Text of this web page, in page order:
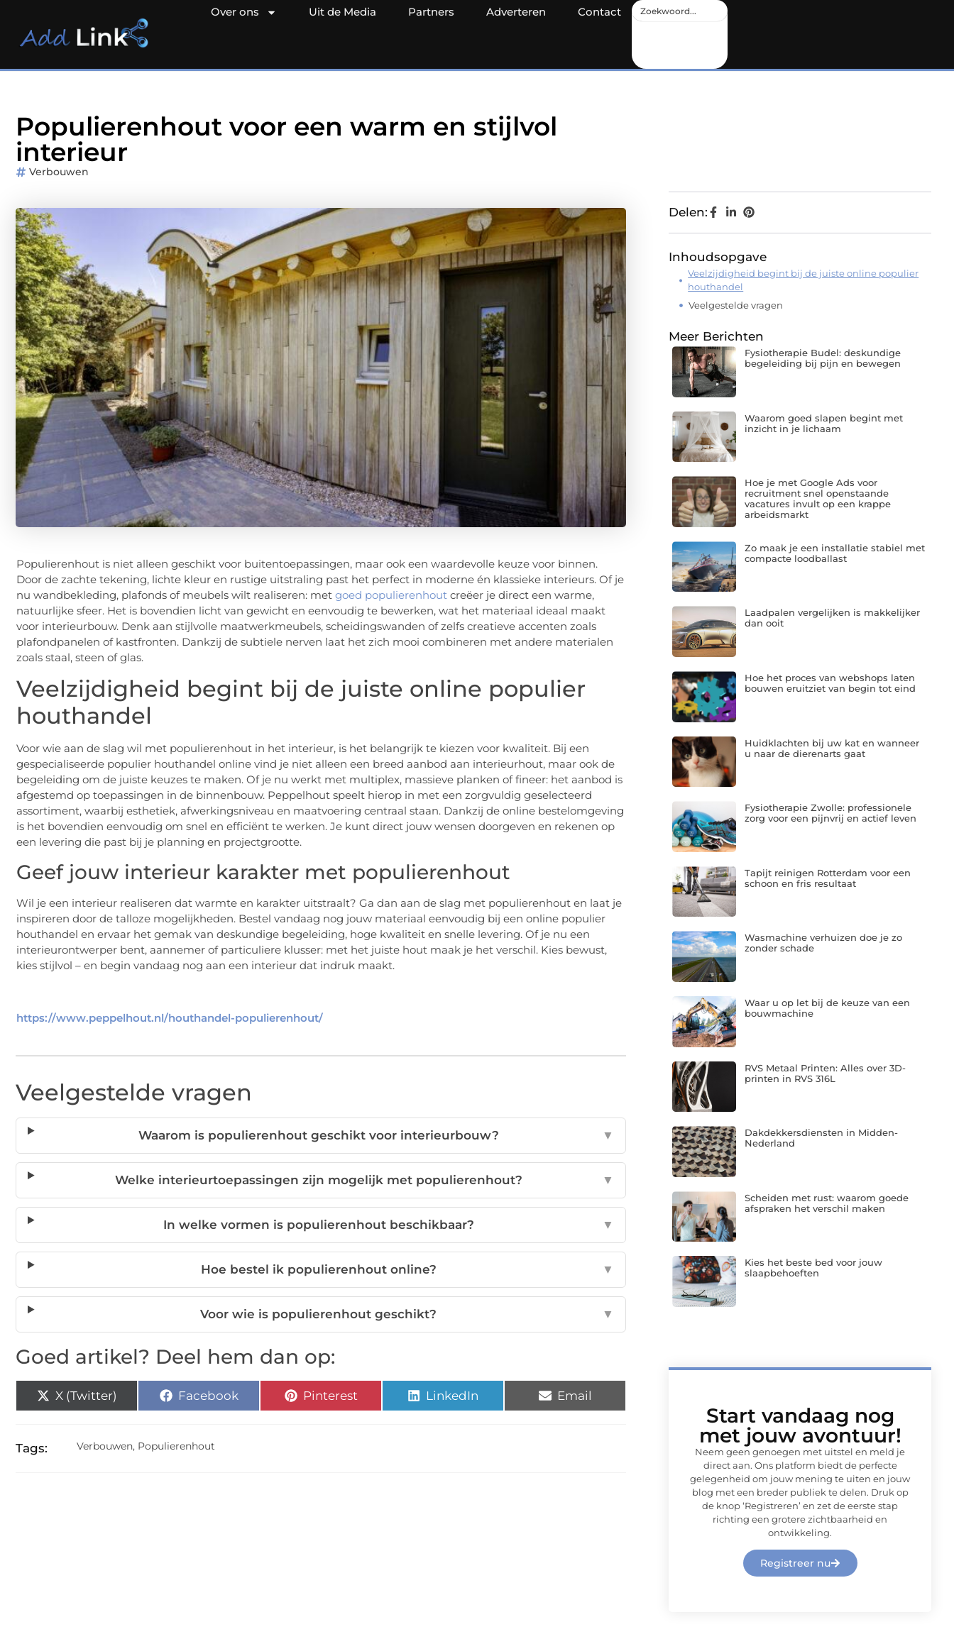
Over ons Uit de Media Partners Adverteren Contact
Populierenhout voor een warm en stijlvol
interieur
Verbouwen
Populierenhout is niet alleen geschikt voor buitentoepassingen, maar ook een waardevolle keuze voor binnen.
Door de zachte tekening, lichte kleur en rustige uitstraling past het perfect in moderne én klassieke interieurs. Of je
nu wandbekleding, plafonds of meubels wilt realiseren: met goed populierenhout creëer je direct een warme,
natuurlijke sfeer. Het is bovendien licht van gewicht en eenvoudig te bewerken, wat het materiaal ideaal maakt
voor interieurbouw. Denk aan stijlvolle maatwerkmeubels, scheidingswanden of zelfs creatieve accenten zoals
plafondpanelen of kastfronten. Dankzij de subtiele nerven laat het zich mooi combineren met andere materialen
zoals staal, steen of glas.
Veelzijdigheid begint bij de juiste online populier
houthandel
Voor wie aan de slag wil met populierenhout in het interieur, is het belangrijk te kiezen voor kwaliteit. Bij een
gespecialiseerde populier houthandel online vind je niet alleen een breed aanbod aan interieurhout, maar ook de
begeleiding om de juiste keuzes te maken. Of je nu werkt met multiplex, massieve planken of fineer: het aanbod is
afgestemd op toepassingen in de binnenbouw. Peppelhout speelt hierop in met een zorgvuldig geselecteerd
assortiment, waarbij esthetiek, afwerkingsniveau en maatvoering centraal staan. Dankzij de online bestelomgeving
is het bovendien eenvoudig om snel en efficiënt te werken. Je kunt direct jouw wensen doorgeven en rekenen op
een levering die past bij je planning en projectgrootte.
Geef jouw interieur karakter met populierenhout
Wil je een interieur realiseren dat warmte en karakter uitstraalt? Ga dan aan de slag met populierenhout en laat je
inspireren door de talloze mogelijkheden. Bestel vandaag nog jouw materiaal eenvoudig bij een online populier
houthandel en ervaar het gemak van deskundige begeleiding, hoge kwaliteit en snelle levering. Of je nu een
interieurontwerper bent, aannemer of particuliere klusser: met het juiste hout maak je het verschil. Kies bewust,
kies stijlvol – en begin vandaag nog aan een interieur dat indruk maakt.
https://www.peppelhout.nl/houthandel-populierenhout/
Veelgestelde vragen
Waarom is populierenhout geschikt voor interieurbouw? ▼
Welke interieurtoepassingen zijn mogelijk met populierenhout? ▼
In welke vormen is populierenhout beschikbaar? ▼
Hoe bestel ik populierenhout online? ▼
Voor wie is populierenhout geschikt? ▼
Goed artikel? Deel hem dan op:
X (Twitter) Facebook Pinterest LinkedIn Email
Tags: Verbouwen, Populierenhout
Delen:
Inhoudsopgave
Veelzijdigheid begint bij de juiste online populier
houthandel
Veelgestelde vragen
Meer Berichten
Fysiotherapie Budel: deskundige
begeleiding bij pijn en bewegen
Waarom goed slapen begint met
inzicht in je lichaam
Hoe je met Google Ads voor
recruitment snel openstaande
vacatures invult op een krappe
arbeidsmarkt
Zo maak je een installatie stabiel met
compacte loodballast
Laadpalen vergelijken is makkelijker
dan ooit
Hoe het proces van webshops laten
bouwen eruitziet van begin tot eind
Huidklachten bij uw kat en wanneer
u naar de dierenarts gaat
Fysiotherapie Zwolle: professionele
zorg voor een pijnvrij en actief leven
Tapijt reinigen Rotterdam voor een
schoon en fris resultaat
Wasmachine verhuizen doe je zo
zonder schade
Waar u op let bij de keuze van een
bouwmachine
RVS Metaal Printen: Alles over 3D-
printen in RVS 316L
Dakdekkersdiensten in Midden-
Nederland
Scheiden met rust: waarom goede
afspraken het verschil maken
Kies het beste bed voor jouw
slaapbehoeften
Start vandaag nog
met jouw avontuur!
Neem geen genoegen met uitstel en meld je
direct aan. Ons platform biedt de perfecte
gelegenheid om jouw mening te uiten en jouw
blog met een breder publiek te delen. Druk op
de knop ‘Registreren’ en zet de eerste stap
richting een grotere zichtbaarheid en
ontwikkeling.
Registreer nu